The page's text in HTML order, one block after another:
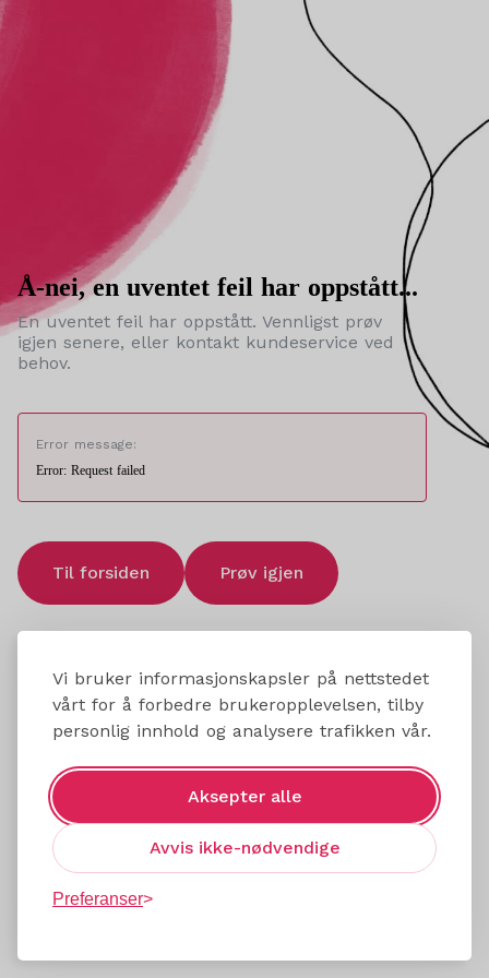
Vi bruker informasjonskapsler på nettstedet
vårt for å forbedre brukeropplevelsen, tilby
personlig innhold og analysere trafikken vår.
Aksepter alle
Avvis ikke-nødvendige
Preferanser
Å-nei, en uventet feil har oppstått...
En uventet feil har oppstått. Vennligst prøv
igjen senere, eller kontakt kundeservice ved
behov.
Error message:
Error: Request failed
Til forsiden Prøv igjen